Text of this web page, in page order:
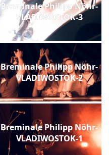
Breminale Philipp Nöhr-
VLADIWOSTOK-3
Breminale Philipp Nöhr-
VLADIWOSTOK-2
Breminale Philipp Nöhr-
VLADIWOSTOK-1